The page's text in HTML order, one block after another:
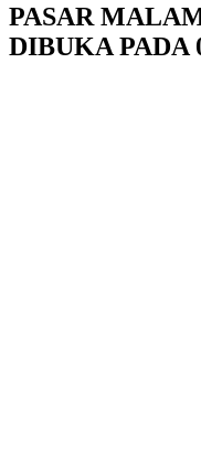
PASAR
DIBUKA PADA